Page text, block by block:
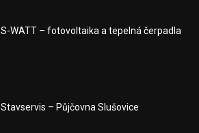
S-WATT – fotovoltaika a tepelná čerpadla
Stavservis – Půjčovna Slušovice